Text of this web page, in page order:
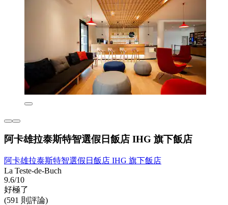
阿卡雄拉泰斯特智選假日飯店 IHG 旗下飯店
阿卡雄拉泰斯特智選假日飯店 IHG 旗下飯店
La Teste-de-Buch
9.6/10
好極了
(591 則評論)